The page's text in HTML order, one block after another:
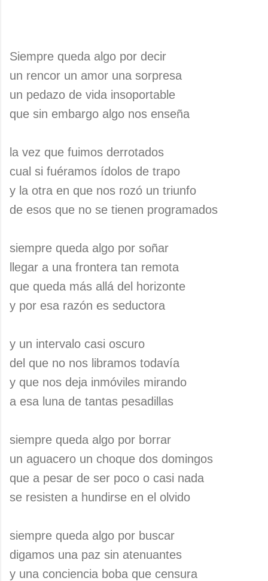
Siempre queda algo por decir
un rencor un amor una sorpresa
un pedazo de vida insoportable
que sin embargo algo nos enseña
la vez que fuimos derrotados
cual si fuéramos ídolos de trapo
y la otra en que nos rozó un triunfo
de esos que no se tienen programados
siempre queda algo por soñar
llegar a una frontera tan remota
que queda más allá del horizonte
y por esa razón es seductora
y un intervalo casi oscuro
del que no nos libramos todavía
y que nos deja inmóviles mirando
a esa luna de tantas pesadillas
siempre queda algo por borrar
un aguacero un choque dos domingos
que a pesar de ser poco o casi nada
se resisten a hundirse en el olvido
siempre queda algo por buscar
digamos una paz sin atenuantes
y una conciencia boba que censura